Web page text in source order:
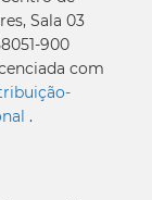
Sala 03
900
com
.